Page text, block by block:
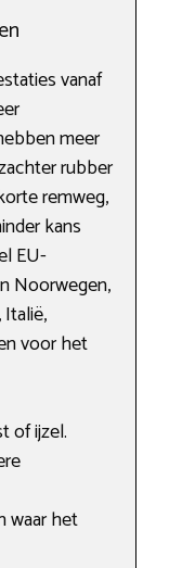
vanaf
meer
rubber
remweg,
kans
EU-
Noorwegen,
voor het
of ijzel.
waar het